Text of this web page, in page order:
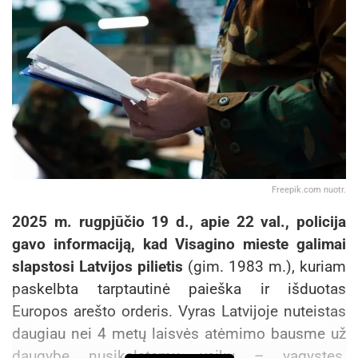
Freepik.com nuotr.
2025 m. rugpjūčio 19 d., apie 22 val., policija
gavo informaciją, kad Visagino mieste galimai
slapstosi Latvijos pilietis (gim. 1983 m.), kuriam
paskelbta tarptautinė paieška ir išduotas
Europos arešto orderis. Vyras Latvijoje nuteistas
daugiau nei 4 metų laisvės atėmimo bausme už